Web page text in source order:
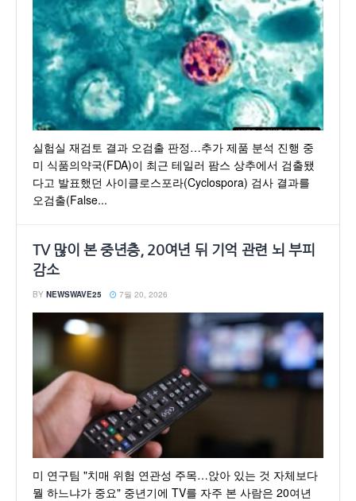
실험실 재검토 결과 오검출 판정…추가 제품 분석 진행 중
미 식품의약국(FDA)이 최근 테일러 팜스 상추에서 검출됐
다고 발표했던 사이클로스포라(Cyclospora) 검사 결과를
오검출(False...
TV 많이 본 중년층, 20여년 뒤 기억 관련 뇌 부피
감소
BY NEWSWAVE25 7월 20, 2026
미 연구팀 "치매 위험 연관성 주목…앉아 있는 것 자체보다
뭘 하느냐가 중요" 중년기에 TV를 자주 본 사람은 20여년